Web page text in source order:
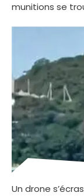
munitions se
Un drone